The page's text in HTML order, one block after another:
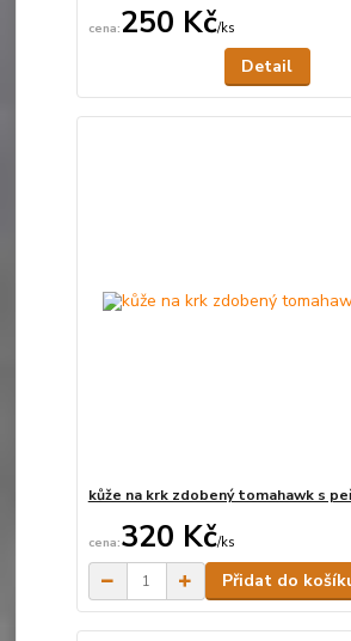
250 Kč/ks
Detail
kůže na krk zdobený tomahawk s
320 Kč/ks
Přidat do